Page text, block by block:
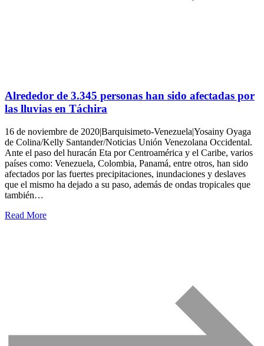
Alrededor de 3.345 personas han sido afectadas por
las lluvias en Táchira
16 de noviembre de 2020|Barquisimeto-Venezuela|Yosainy Oyaga
de Colina/Kelly Santander/Noticias Unión Venezolana Occidental.
Ante el paso del huracán Eta por Centroamérica y el Caribe, varios
países como: Venezuela, Colombia, Panamá, entre otros, han sido
afectados por las fuertes precipitaciones, inundaciones y deslaves
que el mismo ha dejado a su paso, además de ondas tropicales que
también…
Read More